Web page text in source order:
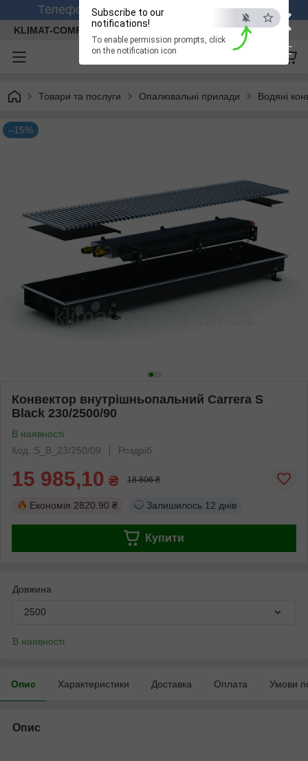
×
ESC
Subscribe to our
notifications!
To enable permission prompts, click
on the notification icon
Телефонуйте +380 (99) 158-26-56 (viber)
KLIMAT-COMFORT
Товари та послуги Опалювальні прилади Водяні
–15%
Конвектор внутрішньопальний Carrera S
Black 230/2500/90
В наявності
Код: S_B_23/250/09
Роздріб
15 985,10 ₴ 18 806 ₴
Економія 2820.90 ₴ Залишилось 12 днів
Купити
Довжина
2500
В наявності
Опис Характеристики Доставка Оплата Умови
Опис